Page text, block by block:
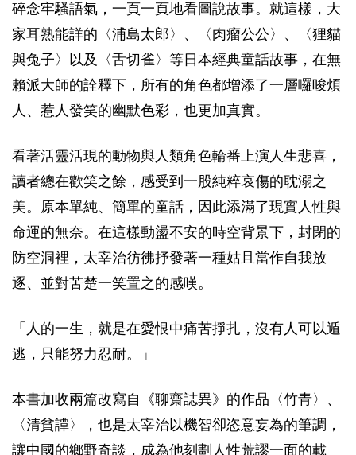
碎念牢騷語氣，一頁一頁地看圖說故事。就這樣，大
家耳熟能詳的〈浦島太郎〉、〈肉瘤公公〉、〈狸貓
與兔子〉以及〈舌切雀〉等日本經典童話故事，在無
賴派大師的詮釋下，所有的角色都增添了一層囉唆煩
人、惹人發笑的幽默色彩，也更加真實。
看著活靈活現的動物與人類角色輪番上演人生悲喜，
讀者總在歡笑之餘，感受到一股純粹哀傷的耽溺之
美。原本單純、簡單的童話，因此添滿了現實人性與
命運的無奈。在這樣動盪不安的時空背景下，封閉的
防空洞裡，太宰治彷彿抒發著一種姑且當作自我放
逐、並對苦楚一笑置之的感嘆。
「人的一生，就是在愛恨中痛苦掙扎，沒有人可以遁
逃，只能努力忍耐。」
本書加收兩篇改寫自《聊齋誌異》的作品〈竹青〉、
〈清貧譚〉，也是太宰治以機智卻恣意妄為的筆調，
讓中國的鄉野奇談，成為他刻劃人性荒謬一面的載